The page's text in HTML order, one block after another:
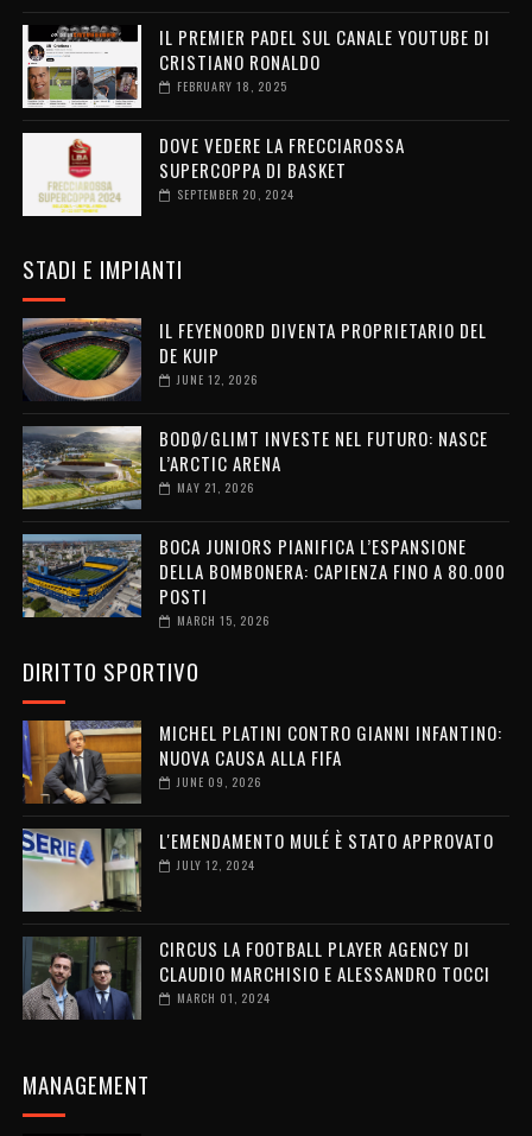
IL PREMIER PADEL SUL CANALE YOUTUBE DI
CRISTIANO RONALDO
FEBRUARY 18, 2025
DOVE VEDERE LA FRECCIAROSSA
SUPERCOPPA DI BASKET
SEPTEMBER 20, 2024
STADI E IMPIANTI
IL FEYENOORD DIVENTA PROPRIETARIO DEL
DE KUIP
JUNE 12, 2026
BODØ/GLIMT INVESTE NEL FUTURO: NASCE
L’ARCTIC ARENA
MAY 21, 2026
BOCA JUNIORS PIANIFICA L’ESPANSIONE
DELLA BOMBONERA: CAPIENZA FINO A 80.000
POSTI
MARCH 15, 2026
DIRITTO SPORTIVO
MICHEL PLATINI CONTRO GIANNI INFANTINO:
NUOVA CAUSA ALLA FIFA
JUNE 09, 2026
L'EMENDAMENTO MULÉ È STATO APPROVATO
JULY 12, 2024
CIRCUS LA FOOTBALL PLAYER AGENCY DI
CLAUDIO MARCHISIO E ALESSANDRO TOCCI
MARCH 01, 2024
MANAGEMENT